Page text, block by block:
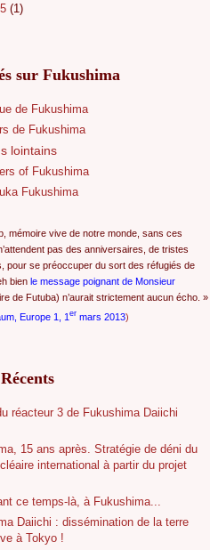
(1)
sur Fukushima
de Fukushima
de Fukushima
lointains
of Fukushima
Fukushima
mémoire vive de notre monde, sans ces
pas des anniversaires, de tristes
pour se préoccuper du sort des réfugiés de
bien le message poignant de Monsieur
de Futuba) n’aurait strictement aucun écho. »
Europe 1, 1 er mars 2013)
réacteur 3 de Fukushima Daiichi
15 ans après. Stratégie de déni du
international à partir du projet
ce temps-là, à Fukushima...
Daiichi : dissémination de la terre
à Tokyo !